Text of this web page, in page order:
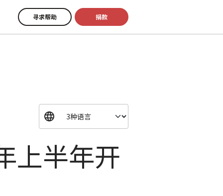
寻求帮助 捐款
上半年开